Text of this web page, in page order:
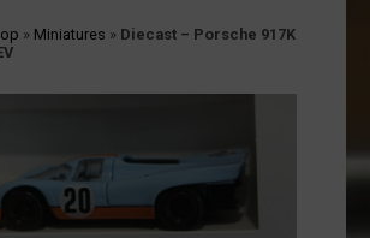
» Miniatures » Diecast – Porsche 917K